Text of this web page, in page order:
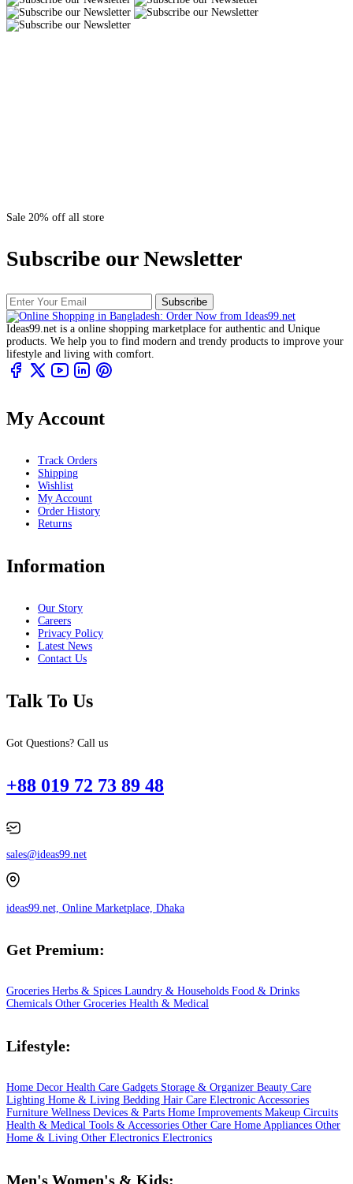
Sale 20% off all store
Subscribe our Newsletter
Subscribe
Ideas99.net is a online shopping marketplace for authentic and Unique
products. We help you to find modern and trendy products to improve your
lifestyle and living with comfort.
My Account
Track Orders
Shipping
Wishlist
My Account
Order History
Returns
Information
Our Story
Careers
Privacy Policy
Latest News
Contact Us
Talk To Us
Got Questions? Call us
+88 019 72 73 89 48
sales@ideas99.net
ideas99.net, Online Marketplace, Dhaka
Get Premium:
Groceries Herbs & Spices Laundry & Households Food & Drinks
Chemicals Other Groceries Health & Medical
Lifestyle:
Home Decor Health Care Gadgets Storage & Organizer Beauty Care
Lighting Home & Living Bedding Hair Care Electronic Accessories
Furniture Wellness Devices & Parts Home Improvements Makeup Circuits
Health & Medical Tools & Accessories Other Care Home Appliances Other
Home & Living Other Electronics Electronics
Men's Women's & Kids: